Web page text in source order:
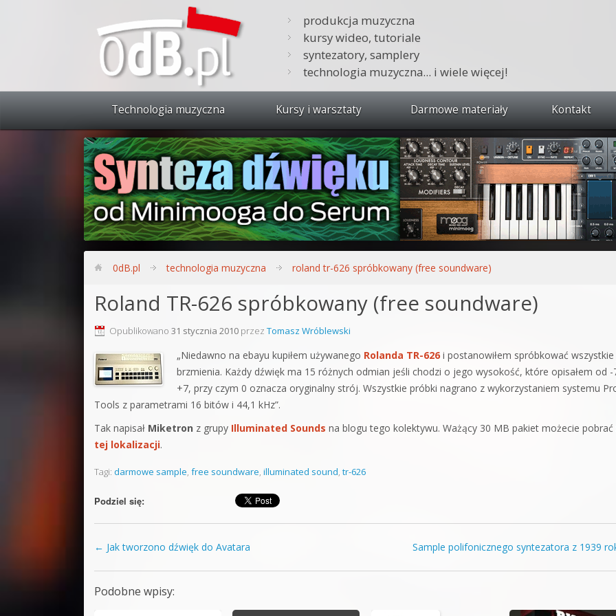
produkcja muzyczna
kursy wideo, tutoriale
syntezatory, samplery
technologia muzyczna... i wiele więcej!
Technologia muzyczna Kursy i warsztaty
Zobacz wszystkie kursy i warsztaty
Synteza dźwięku 🔥
Produkcja muzyczna w praktyce
Bitwig Studio od podstaw
Sound Forge od podstaw
Kontakt 5 Kompendium
Pakiety
Darmowe materiały Kontakt
0dB.pl technologia muzyczna roland tr-626 spróbkowany (free soundware)
Roland TR-626 spróbkowany (free soundware)
Opublikowano 31 stycznia 2010 przez Tomasz Wróblewski
„Niedawno na ebayu kupiłem używanego Rolanda TR-626 i postanowiłem spróbkować
brzmienia. Każdy dźwięk ma 15 różnych odmian jeśli chodzi o jego wysokość, które opisałem od -
+7, przy czym 0 oznacza oryginalny strój. Wszystkie próbki nagrano z wykorzystaniem systemu
Tools z parametrami 16 bitów i 44,1 kHz”.
Tak napisał Miketron z grupy Illuminated Sounds na blogu tego kolektywu. Ważący 30 MB pakiet możecie pobrać
tej lokalizacji.
Tagi: darmowe sample, free soundware, illuminated sound, tr-626
Podziel się:
Zobacz wpisy
← Jak tworzono dźwięk do Avatara Sample polifonicznego syntezatora z 1939
Podobne wpisy: